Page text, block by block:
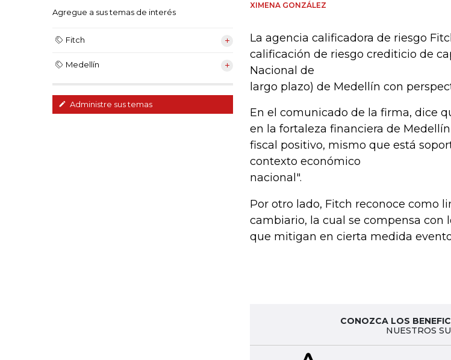
Agregue a sus temas de interés
Fitch
Medellín
Administre sus temas
XIMENA GONZÁLEZ
La agencia calificadora de riesgo
calificación de riesgo crediticio de
Nacional de
largo plazo) de Medellín con
En el comunicado de la firma, dice
en la fortaleza financiera de
fiscal positivo, mismo que está
contexto económico
nacional".
Por otro lado, Fitch reconoce como
cambiario, la cual se compensa con
que mitigan en cierta medida
CONOZCA LOS
NUESTROS